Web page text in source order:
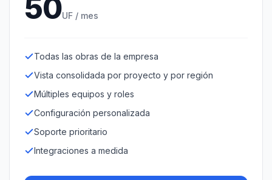
50UF / mes
Todas las obras de la empresa
Vista consolidada por proyecto y por región
Múltiples equipos y roles
Configuración personalizada
Soporte prioritario
Integraciones a medida